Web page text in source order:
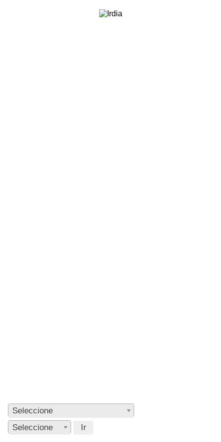
Seleccione
Seleccione
Ir